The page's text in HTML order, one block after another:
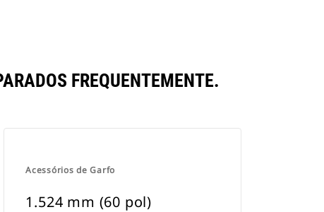
FREQUENTEMENTE.
Acessórios de Garfo
1.524 mm (60 pol)